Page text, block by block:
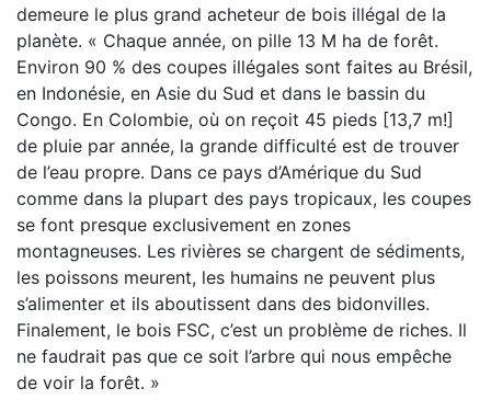
demeure le plus grand acheteur de bois illégal de la
planète. « Chaque année, on pille 13 M ha de forêt.
Environ 90 % des coupes illégales sont faites au Brésil,
en Indonésie, en Asie du Sud et dans le bassin du
Congo. En Colombie, où on reçoit 45 pieds [13,7 m!]
de pluie par année, la grande difficulté est de trouver
de l’eau propre. Dans ce pays d’Amérique du Sud
comme dans la plupart des pays tropicaux, les coupes
se font presque exclusivement en zones
montagneuses. Les rivières se chargent de sédiments,
les poissons meurent, les humains ne peuvent plus
s’alimenter et ils aboutissent dans des bidonvilles.
Finalement, le bois FSC, c’est un problème de riches. Il
ne faudrait pas que ce soit l’arbre qui nous empêche
de voir la forêt. »